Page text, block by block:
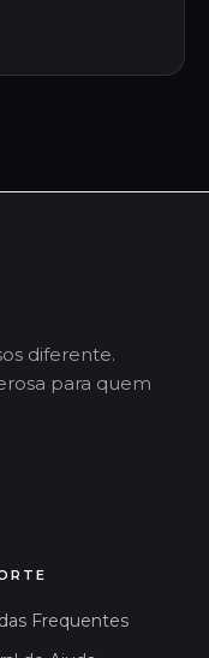
diferente.
para quem
Frequentes